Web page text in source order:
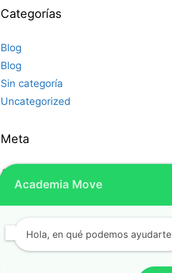
Categorías
Blog
Blog
Sin categoría
Uncategorized
Meta
Acceder
Feed de entradas
Feed de comentarios
WordPress.org
Academia Move
Hola, en qué podemos ayudarte